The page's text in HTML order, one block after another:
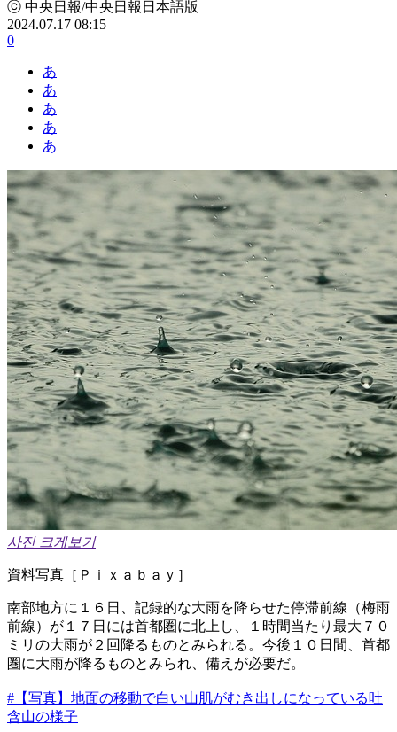
ⓒ 中央日報/中央日報日本語版
2024.07.17 08:15
0
あ
あ
あ
あ
あ
사진 크게보기
資料写真［Ｐｉｘａｂａｙ］
南部地方に１６日、記録的な大雨を降らせた停滞前線（梅雨
前線）が１７日には首都圏に北上し、１時間当たり最大７０
ミリの大雨が２回降るものとみられる。今後１０日間、首都
圏に大雨が降るものとみられ、備えが必要だ。
#【写真】地面の移動で白い山肌がむき出しになっている吐
含山の様子